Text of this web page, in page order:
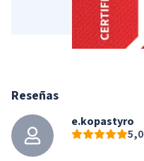
Reseñas
e.kopastyro
5,0